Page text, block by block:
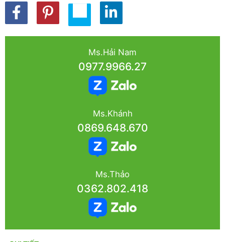
Ms.Hải Nam
0977.9966.27
Ms.Khánh
0869.648.670
Ms.Thảo
0362.802.418